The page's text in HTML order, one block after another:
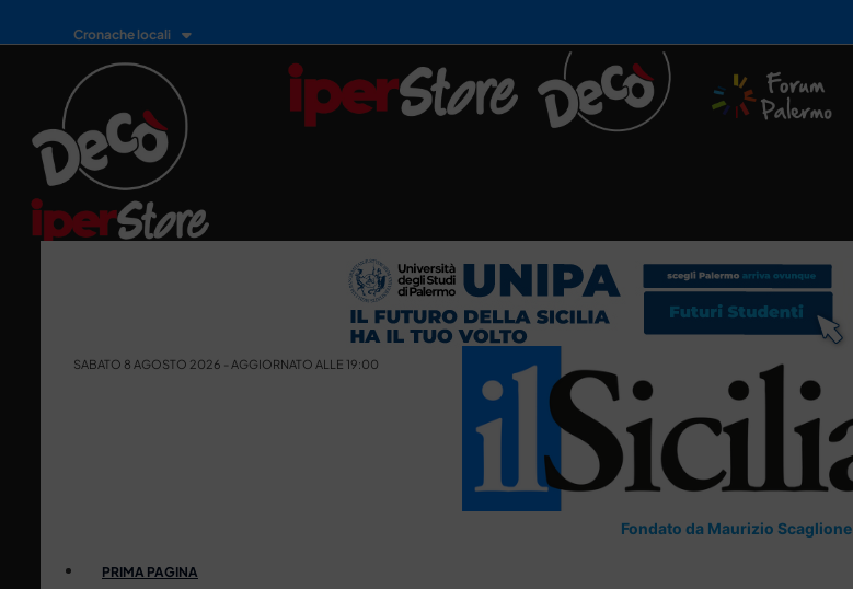
Cronache locali
SABATO 8 AGOSTO 2026 - AGGIORNATO ALLE 19:00
Fondato da Maurizio Scaglione
PRIMA PAGINA